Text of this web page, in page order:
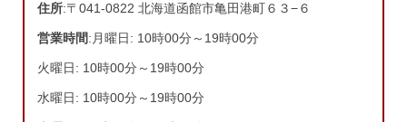
住所:〒041-0822 北海道函館市亀田港町６３−６
営業時間:月曜日: 10時00分～19時00分
火曜日: 10時00分～19時00分
水曜日: 10時00分～19時00分